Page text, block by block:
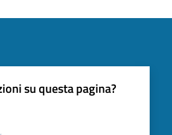
su questa pagina?